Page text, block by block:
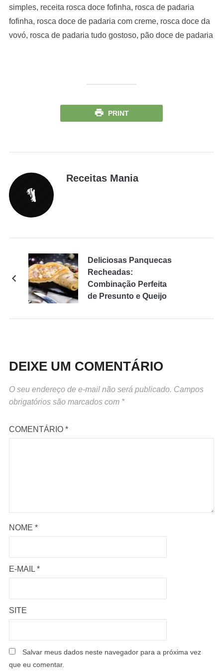
simples, receita rosca doce fofinha, rosca de padaria
fofinha, rosca doce de padaria com creme, rosca doce da
vovó, rosca de padaria tudo gostoso, pão doce de padaria
PRINT
Receitas Mania
Deliciosas Panquecas
Recheadas:
Combinação Perfeita
de Presunto e Queijo
DEIXE UM COMENTÁRIO
O seu endereço de e-mail não será publicado. Campos
obrigatórios são marcados com *
COMENTÁRIO *
NOME *
E-MAIL *
SITE
Salvar meus dados neste navegador para a próxima vez
que eu comentar.